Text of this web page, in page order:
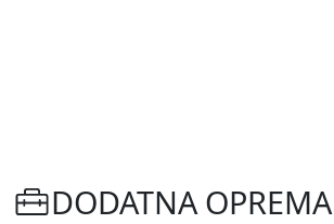
DODATNA OPREMA